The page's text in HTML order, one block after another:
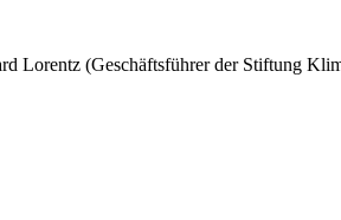
Lorentz (Geschäftsführer der Stiftung